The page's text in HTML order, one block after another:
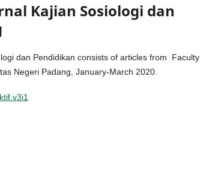
Kajian Sosiologi dan
dan Pendidikan consists of articles from Faculty
Negeri Padang, January-March 2020.